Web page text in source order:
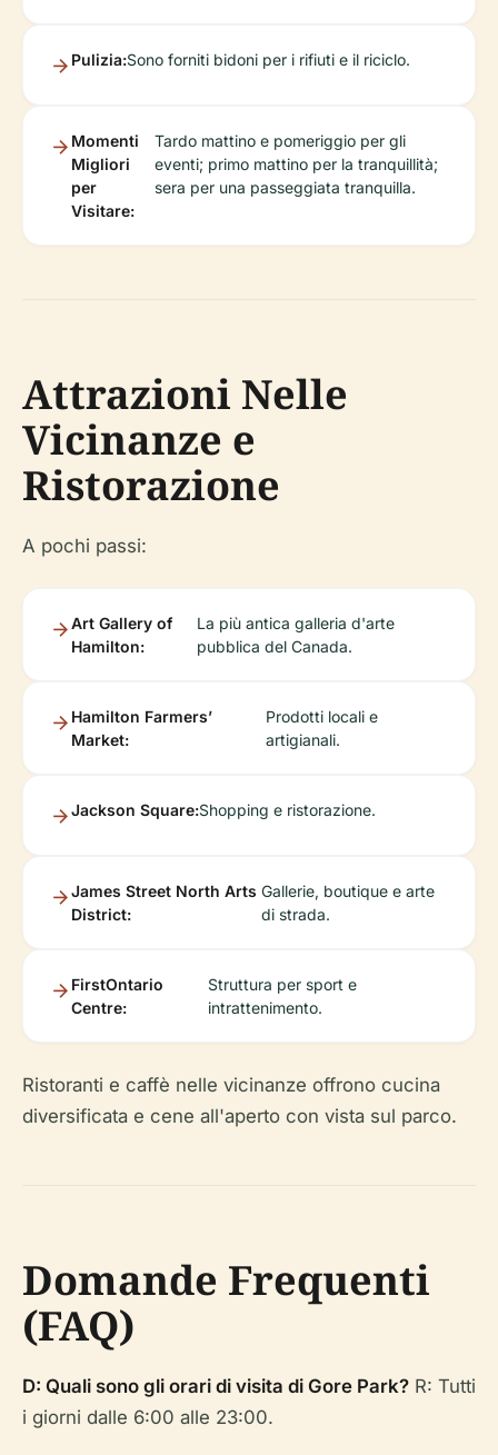
Pulizia:Sono forniti bidoni per i rifiuti e il riciclo.
Momenti
Migliori
per
Visitare:
Tardo mattino e pomeriggio per gli
eventi; primo mattino per la tranquillità;
sera per una passeggiata tranquilla.
Attrazioni Nelle
Vicinanze e
Ristorazione
A pochi passi:
Art Gallery of
Hamilton:
La più antica galleria d'arte
pubblica del Canada.
Hamilton Farmers’
Market:
Prodotti locali e
artigianali.
Jackson Square:Shopping e ristorazione.
James Street North Arts
District:
Gallerie, boutique e arte
di strada.
FirstOntario
Centre:
Struttura per sport e
intrattenimento.
Ristoranti e caffè nelle vicinanze offrono cucina
diversificata e cene all'aperto con vista sul parco.
Domande Frequenti
(FAQ)
D: Quali sono gli orari di visita di Gore Park? R: Tutti
i giorni dalle 6:00 alle 23:00.